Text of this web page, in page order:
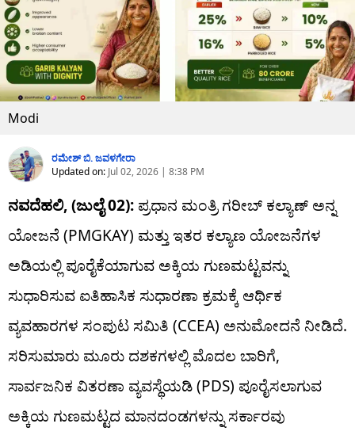
Modi
ರಮೇಶ್ ಬಿ. ಜವಳಗೇರಾ
Updated on: Jul 02, 2026 | 8:38 PM
ನವದೆಹಲಿ, (ಜುಲೈ 02): ಪ್ರಧಾನ ಮಂತ್ರಿ ಗರೀಬ್ ಕಲ್ಯಾಣ್ ಅನ್ನ
ಯೋಜನೆ (PMGKAY) ಮತ್ತು ಇತರ ಕಲ್ಯಾಣ ಯೋಜನೆಗಳ
ಅಡಿಯಲ್ಲಿ ಪೂರೈಕೆಯಾಗುವ ಅಕ್ಕಿಯ ಗುಣಮಟ್ಟವನ್ನು
ಸುಧಾರಿಸುವ ಐತಿಹಾಸಿಕ ಸುಧಾರಣಾ ಕ್ರಮಕ್ಕೆ ಆರ್ಥಿಕ
ವ್ಯವಹಾರಗಳ ಸಂಪುಟ ಸಮಿತಿ (CCEA) ಅನುಮೋದನೆ ನೀಡಿದೆ.
ಸರಿಸುಮಾರು ಮೂರು ದಶಕಗಳಲ್ಲಿ ಮೊದಲ ಬಾರಿಗೆ,
ಸಾರ್ವಜನಿಕ ವಿತರಣಾ ವ್ಯವಸ್ಥೆಯಡಿ (PDS) ಪೂರೈಸಲಾಗುವ
ಅಕ್ಕಿಯ ಗುಣಮಟ್ಟದ ಮಾನದಂಡಗಳನ್ನು ಸರ್ಕಾರವು